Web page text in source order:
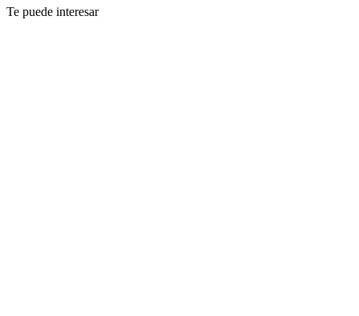
Te puede interesar